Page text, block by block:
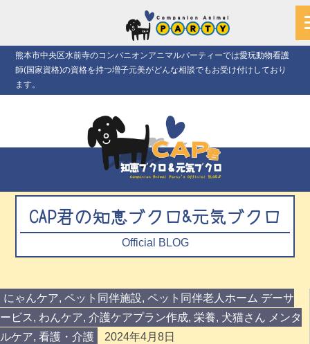
熊本市中央区水前寺のコンパニオンアニマルパーティーでは愛玩動物看護
師(国家資格)の資格を持つ増子元美がどんな相談でもお受け付けしており
ます。
CAP君の知恵ブクロ&元気ブクロ
Official BLOG
にゃんケア, ペット同伴施設, ペット同伴老人ホーム デーサ
ービス , わんケア, 介護ケアプラン作成, 栄養, 犬猫さん メンタ
ルケア, 看護・介護 2024年4月8日